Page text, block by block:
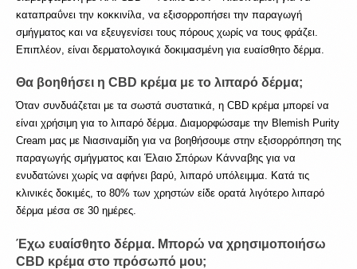
καταπραΰνει την κοκκινίλα, να εξισορροπήσει την παραγωγή
σμήγματος και να εξευγενίσει τους πόρους χωρίς να τους φράζει.
Επιπλέον, είναι δερματολογικά δοκιμασμένη για ευαίσθητο δέρμα.
Θα βοηθήσει η CBD κρέμα με το λιπαρό δέρμα;
Όταν συνδυάζεται με τα σωστά συστατικά, η CBD κρέμα μπορεί να
είναι χρήσιμη για το λιπαρό δέρμα. Διαμορφώσαμε την Blemish Purity
Cream μας με Νιασιναμίδη για να βοηθήσουμε στην εξισορρόπηση της
παραγωγής σμήγματος και Έλαιο Σπόρων Κάνναβης για να
ενυδατώνει χωρίς να αφήνει βαρύ, λιπαρό υπόλειμμα. Κατά τις
κλινικές δοκιμές, το 80% των χρηστών είδε ορατά λιγότερο λιπαρό
δέρμα μέσα σε 30 ημέρες.
Έχω ευαίσθητο δέρμα. Μπορώ να χρησιμοποιήσω
CBD κρέμα στο πρόσωπό μου;